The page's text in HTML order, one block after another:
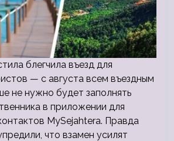
блегчила въезд для
— с августа всем въездным
не нужно будет заполнять
в приложении для
MySejahtera. Правда
что взамен усилят